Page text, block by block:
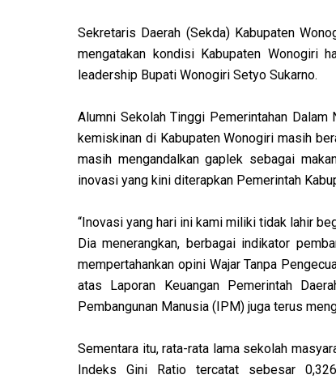
Sekretaris Daerah (Sekda) Kabupaten
mengatakan kondisi Kabupaten Wonogiri
leadership Bupati Wonogiri Setyo Sukarno.
Alumni Sekolah Tinggi Pemerintahan
kemiskinan di Kabupaten Wonogiri masih
masih mengandalkan gaplek sebagai
inovasi yang kini diterapkan Pemerintah
“Inovasi yang hari ini kami miliki tidak lahir
Dia menerangkan, berbagai indikator
mempertahankan opini Wajar Tanpa
atas Laporan Keuangan Pemerintah
Pembangunan Manusia (IPM) juga terus
Sementara itu, rata-rata lama sekolah
Indeks Gini Ratio tercatat sebesar